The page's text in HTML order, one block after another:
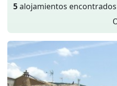
5alojamientos encontrados